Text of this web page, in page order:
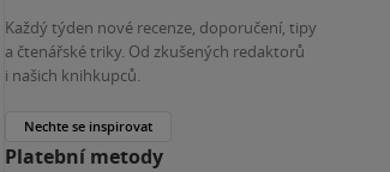
Každý týden nové recenze, doporučení, tipy
a čtenářské triky. Od zkušených redaktorů
i našich knihkupců.
Nechte se inspirovat
Platební metody